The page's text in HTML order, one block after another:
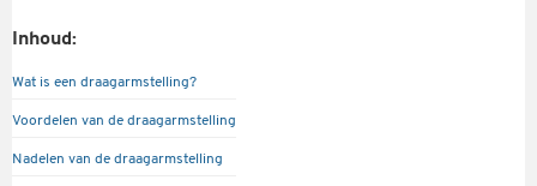
Inhoud:
Wat is een draagarmstelling?
Voordelen van de draagarmstelling
Nadelen van de draagarmstelling